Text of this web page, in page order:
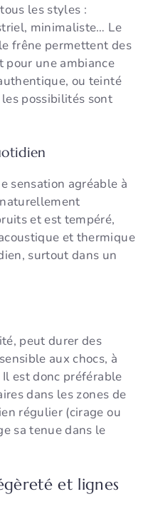
les styles :
minimaliste… Le
frêne permettent des
pour une ambiance
ou teinté
possibilités sont
sensation agréable à
et est tempéré,
et thermique
surtout dans un
peut durer des
aux chocs, à
est donc préférable
dans les zones de
régulier (cirage ou
sa tenue dans le
et lignes